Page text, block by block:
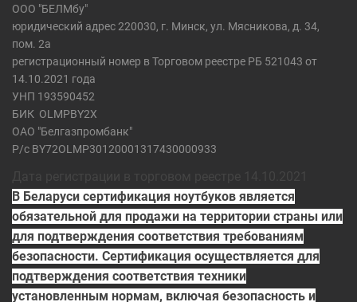
ООО "БЕЛМбу"
юридический адрес 220030, г. Минск, ул. Мясникова, д. 34,
пом. 2а
регистрационный номер в Торговом реестре РБ 521043 от
14.10.2021 года
УНП 193590452
БИК OLMPBY2X
ОАО "Белгазпромбанк"
Р/с BY72OLMP30120001317430000933
В Беларуси сертификация ноутбуков является
обязательной для продажи на территории страны или
для подтверждения соответствия требованиям
безопасности. Сертификация осуществляется для
подтверждения соответствия техники
установленным нормам, включая безопасность и